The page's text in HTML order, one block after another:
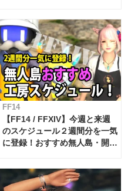
FF14
【FF14 / FFXIV】今週と来週
のスケジュール２週間分を一気
に登録！おすすめ無人島・開拓
対応 / 毎週更新中】